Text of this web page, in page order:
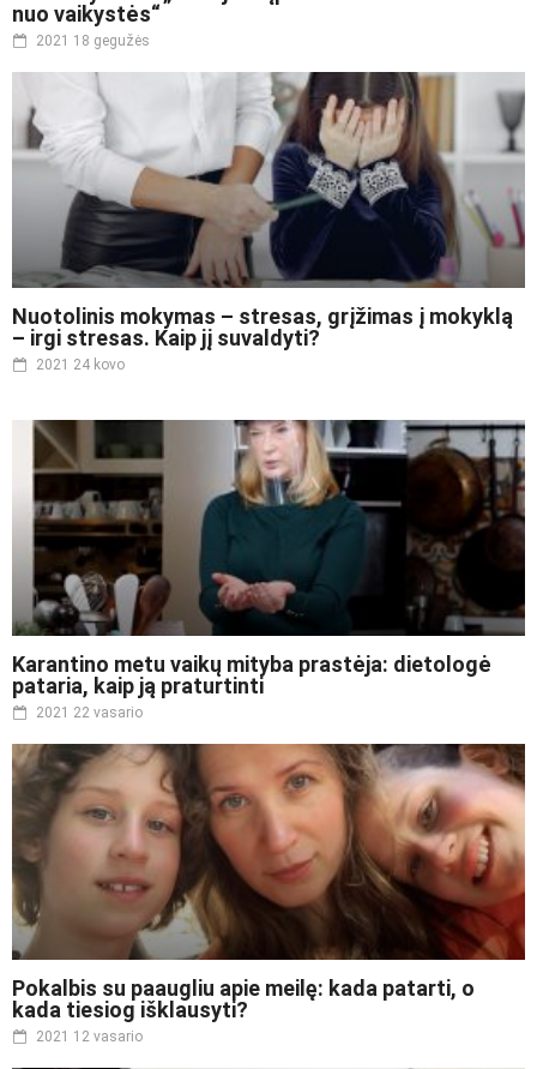
nuo vaikystės“
2021 18 gegužės
Nuotolinis mokymas – stresas, grįžimas į mokyklą
– irgi stresas. Kaip jį suvaldyti?
2021 24 kovo
Karantino metu vaikų mityba prastėja: dietologė
pataria, kaip ją praturtinti
2021 22 vasario
Pokalbis su paaugliu apie meilę: kada patarti, o
kada tiesiog išklausyti?
2021 12 vasario